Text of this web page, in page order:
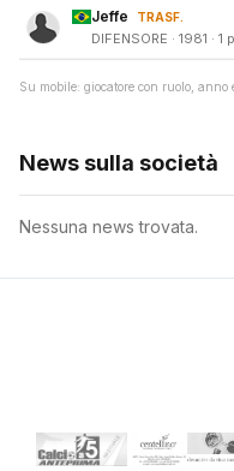
Jeffe TRASF.
DIFENSORE · 1981 · 1
Su mobile: giocatore con ruolo, anno
News sulla società
Nessuna news trovata.